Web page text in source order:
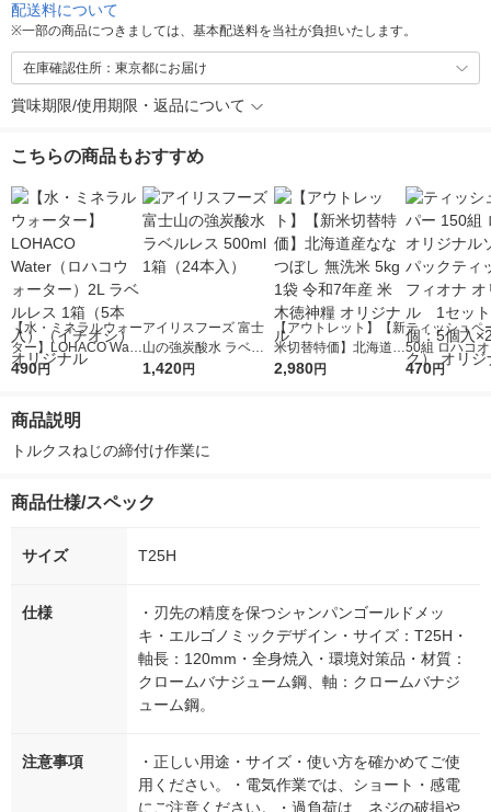
配送料について
※一部の商品につきましては、基本配送料を当社が負担いたします。
在庫確認住所：東京都にお届け
賞味期限/使用期限・返品について
こちらの商品もおすすめ
【水・ミネラルウォー
ター】LOHACO Wate
r（ロハコウォータ
シ） オリジナル
490円
アイリスフーズ 富士
山の強炭酸水 ラベル
レス 500ml 1箱（24
1,420円
【アウトレット】【新
米切替特価】北海道産
ななつぼし 無洗米 5k
2,980円
ティッシュペ
50組 ロハコ
ルソフトパッ
470円
商品説明
トルクスねじの締付け作業に
商品仕様/スペック
サイズ T25H
仕様
・刃先の精度を保つシャンパンゴールドメッ
キ・エルゴノミックデザイン・サイズ：T25H・
軸長：120mm・全身焼入・環境対策品・材質：
クロームバナジューム鋼、軸：クロームバナジ
ューム鋼。
注意事項
・正しい用途・サイズ・使い方を確かめてご使
用ください。・電気作業では、ショート・感電
にご注意ください。・過負荷は、ネジの破損や